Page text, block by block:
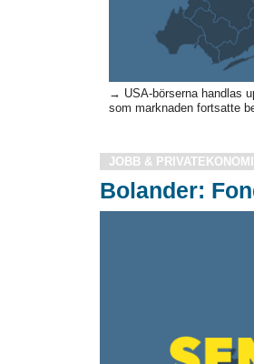
→ USA-börserna handlas
som marknaden fortsatte
JOBB & PRIVATEKONOMI
Bolander: